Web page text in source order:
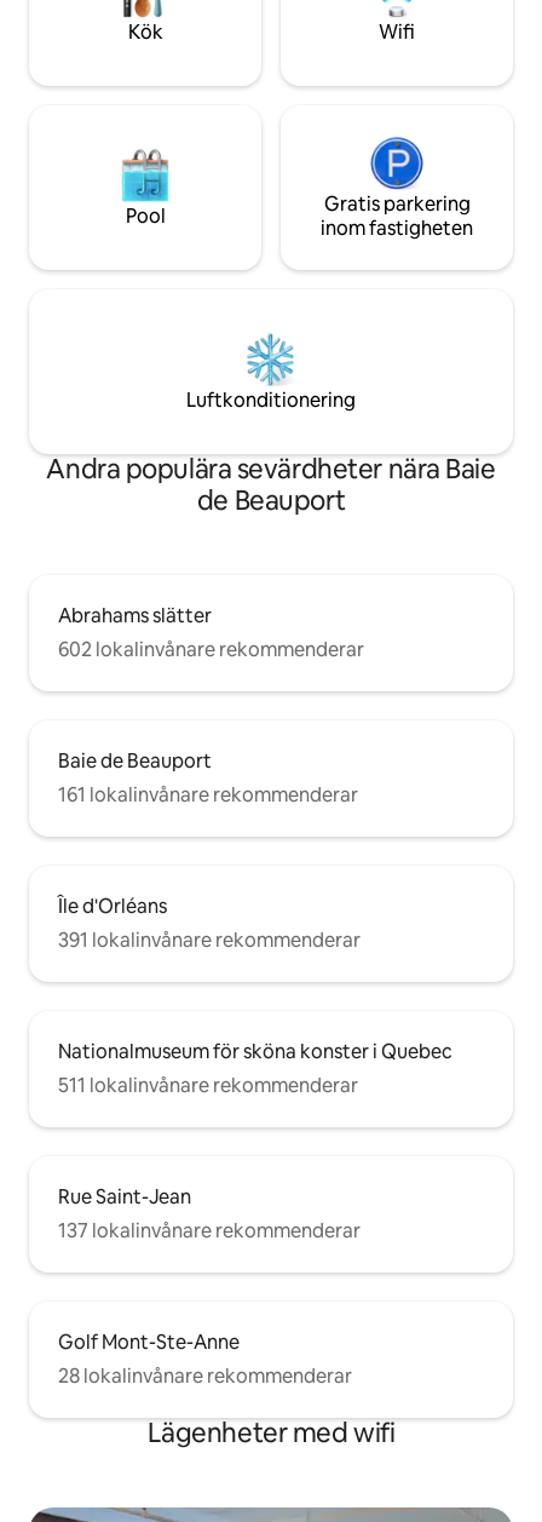
Kök Wifi
Pool
Gratis parkering
inom fastigheten
Luftkonditionering
Andra populära sevärdheter nära Baie
de Beauport
Abrahams slätter
602 lokalinvånare rekommenderar
Baie de Beauport
161 lokalinvånare rekommenderar
Île d'Orléans
391 lokalinvånare rekommenderar
Nationalmuseum för sköna konster i Quebec
511 lokalinvånare rekommenderar
Rue Saint-Jean
137 lokalinvånare rekommenderar
Golf Mont-Ste-Anne
28 lokalinvånare rekommenderar
Lägenheter med wifi